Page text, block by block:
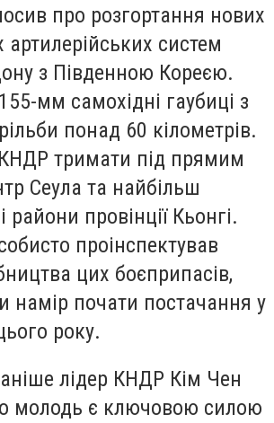
про розгортання нових
артилерійських систем
з Південною Кореєю.
мм самохідні гаубиці з
понад 60 кілометрів.
тримати під прямим
Сеула та найбільш
райони провінції Кьонгі.
проінспектував
цих боєприпасів,
намір почати постачання у
року.
лідер КНДР Кім Чен
молодь є ключовою силою